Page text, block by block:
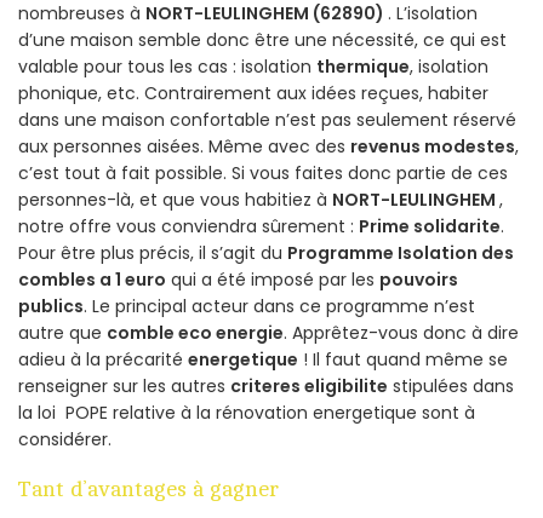
nombreuses à NORT-LEULINGHEM (62890) . L’isolation
d’une maison semble donc être une nécessité, ce qui est
valable pour tous les cas : isolation thermique, isolation
phonique, etc. Contrairement aux idées reçues, habiter
dans une maison confortable n’est pas seulement réservé
aux personnes aisées. Même avec des revenus modestes,
c’est tout à fait possible. Si vous faites donc partie de ces
personnes-là, et que vous habitiez à NORT-LEULINGHEM ,
notre offre vous conviendra sûrement : Prime solidarite.
Pour être plus précis, il s’agit du Programme Isolation des
combles a 1 euro qui a été imposé par les pouvoirs
publics. Le principal acteur dans ce programme n’est
autre que comble eco energie. Apprêtez-vous donc à dire
adieu à la précarité energetique ! Il faut quand même se
renseigner sur les autres criteres eligibilite stipulées dans
la loi POPE relative à la rénovation energetique sont à
considérer.
Tant d’avantages à gagner